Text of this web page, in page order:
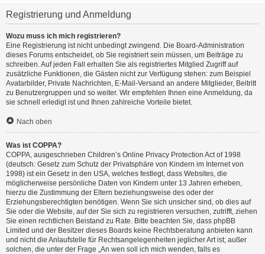
Registrierung und Anmeldung
Wozu muss ich mich registrieren?
Eine Registrierung ist nicht unbedingt zwingend. Die Board-Administration
dieses Forums entscheidet, ob Sie registriert sein müssen, um Beiträge zu
schreiben. Auf jeden Fall erhalten Sie als registriertes Mitglied Zugriff auf
zusätzliche Funktionen, die Gästen nicht zur Verfügung stehen: zum Beispiel
Avatarbilder, Private Nachrichten, E-Mail-Versand an andere Mitglieder, Beitritt
zu Benutzergruppen und so weiter. Wir empfehlen Ihnen eine Anmeldung, da
sie schnell erledigt ist und Ihnen zahlreiche Vorteile bietet.
Nach oben
Was ist COPPA?
COPPA, ausgeschrieben Children’s Online Privacy Protection Act of 1998
(deutsch: Gesetz zum Schutz der Privatsphäre von Kindern im Internet von
1998) ist ein Gesetz in den USA, welches festlegt, dass Websites, die
möglicherweise persönliche Daten von Kindern unter 13 Jahren erheben,
hierzu die Zustimmung der Eltern beziehungsweise des oder der
Erziehungsberechtigten benötigen. Wenn Sie sich unsicher sind, ob dies auf
Sie oder die Website, auf der Sie sich zu registrieren versuchen, zutrifft, ziehen
Sie einen rechtlichen Beistand zu Rate. Bitte beachten Sie, dass phpBB
Limited und der Besitzer dieses Boards keine Rechtsberatung anbieten kann
und nicht die Anlaufstelle für Rechtsangelegenheiten jeglicher Art ist; außer
solchen, die unter der Frage „An wen soll ich mich wenden, falls es